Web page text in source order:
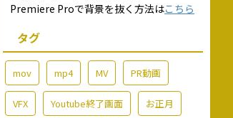
Premiere Proで背景を抜く方法はこちら
タグ
mov mp4 MV PR動画
VFX Youtube終了画面 お正月